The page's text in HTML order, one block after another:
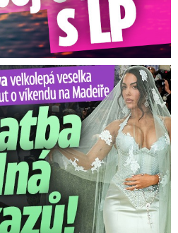
na Madeiře: Svatba plná zákazů!